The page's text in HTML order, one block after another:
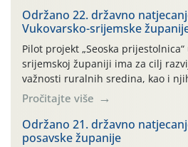
Održano 22. državno
Vukovarsko-srijemske
Pilot projekt „Seoska prijestolnica“
srijemskoj županiji ima za cilj
važnosti ruralnih sredina, kao i
bi se pokrenule: društvene,
sportske aktivnosti kojima se
bogatstvo, ali i snaga opstanka u
nerazdvojivo vezani. Ove 2026.
Pročitajte više
Održano 21. državno
posavske županije